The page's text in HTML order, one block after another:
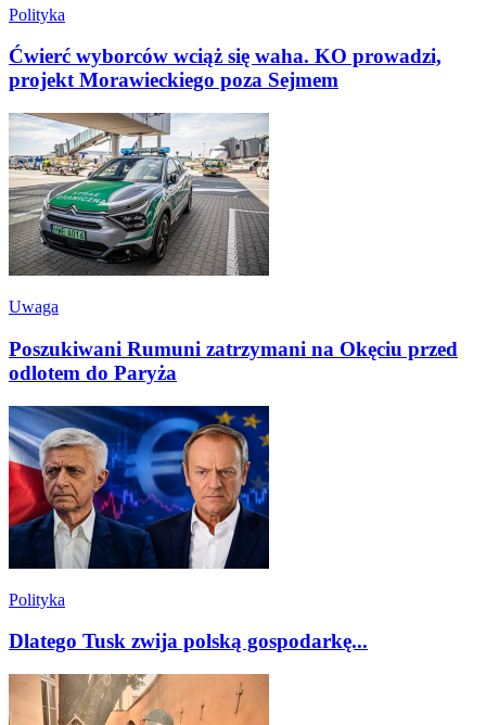
Polityka
Ćwierć wyborców wciąż się waha. KO prowadzi,
projekt Morawieckiego poza Sejmem
Uwaga
Poszukiwani Rumuni zatrzymani na Okęciu przed
odlotem do Paryża
Polityka
Dlatego Tusk zwija polską gospodarkę...